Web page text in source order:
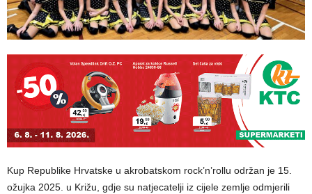
Kup Republike Hrvatske u akrobatskom rock’n’rollu održan je 15.
ožujka 2025. u Križu, gdje su natjecatelji iz cijele zemlje odmjerili